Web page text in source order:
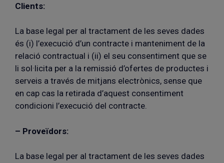
Clients:
La base legal per al tractament de les seves dades
és (i) l’execució d’un contracte i manteniment de la
relació contractual i (ii) el seu consentiment que se
li sol·licita per a la remissió d’ofertes de productes i
serveis a través de mitjans electrònics, sense que
en cap cas la retirada d’aquest consentiment
condicioni l’execució del contracte.
– Proveïdors:
La base legal per al tractament de les seves dades